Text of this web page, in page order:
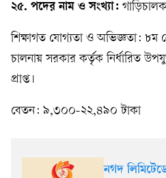
২৫. পদের নাম ও সংখ্যা:
শিক্ষাগত যোগ্যতা ও অভিজ্ঞতা: ৮ম
চালনায় সরকার কর্তৃক নির্ধারিত
প্রাপ্ত।
বেতন: ৯,৩০০-২২,৪৯০ টাকা
নগদ